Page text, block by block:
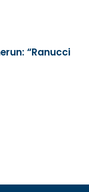
“Ranucci